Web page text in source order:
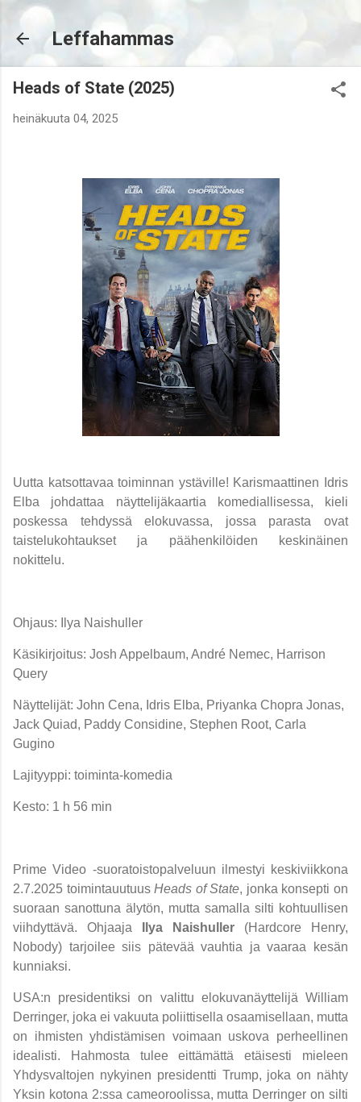
Leffahammas
Heads of State (2025)
heinäkuuta 04, 2025
Uutta katsottavaa toiminnan ystäville! Karismaattinen Idris
Elba johdattaa näyttelijäkaartia komediallisessa, kieli
poskessa tehdyssä elokuvassa, jossa parasta ovat
taistelukohtaukset ja päähenkilöiden keskinäinen
nokittelu.
Ohjaus: Ilya Naishuller
Käsikirjoitus: Josh Appelbaum, André Nemec, Harrison
Query
Näyttelijät: John Cena, Idris Elba, Priyanka Chopra Jonas,
Jack Quiad, Paddy Considine, Stephen Root, Carla
Gugino
Lajityyppi: toiminta-komedia
Kesto: 1 h 56 min
Prime Video -suoratoistopalveluun ilmestyi keskiviikkona
2.7.2025 toimintauutuusHeads of State, jonka konsepti on
suoraan sanottuna älytön, mutta samalla silti kohtuullisen
viihdyttävä. Ohjaaja
Ilya Naishuller (Hardcore Henry,
Nobody) tarjoilee siis pätevää vauhtia ja vaaraa kesän
kunniaksi.
USA:n presidentiksi on valittu elokuvanäyttelijä William
Derringer, joka ei vakuuta poliittisella osaamisellaan, mutta
on ihmisten yhdistämisen voimaan uskova perheellinen
idealisti.
Hahmosta tulee eittämättä etäisesti mieleen
Yhdysvaltojen nykyinen presidentti Trump, joka on nähty
Yksin kotona 2:ssa cameoroolissa, mutta Derringer on silti